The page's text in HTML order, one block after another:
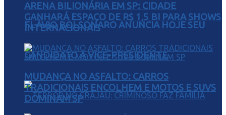
FLÁVIO BOLSONARO ANUNCIA HOJE SEU
CANDIDATO A VICE-PRESIDENTE
ARENA BILIONÁRIA EM SP: CIDADE
GANHARÁ ESPAÇO DE R$ 1,5 BI PARA SHOWS
INTERNACIONAIS
MUDANÇA NO ASFALTO: CARROS
TRADICIONAIS ENCOLHEM E MOTOS E SUVS
DOMINAM SP